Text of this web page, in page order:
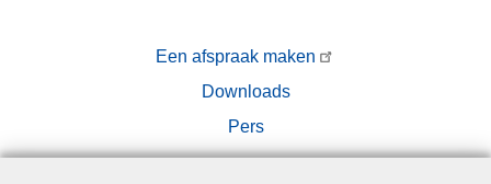
Een afspraak maken
Downloads
Pers